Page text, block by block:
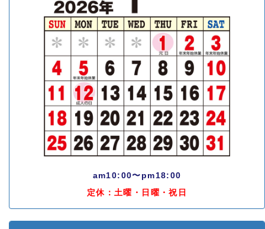
am10:00〜pm18:00
定休：土曜・日曜・祝日